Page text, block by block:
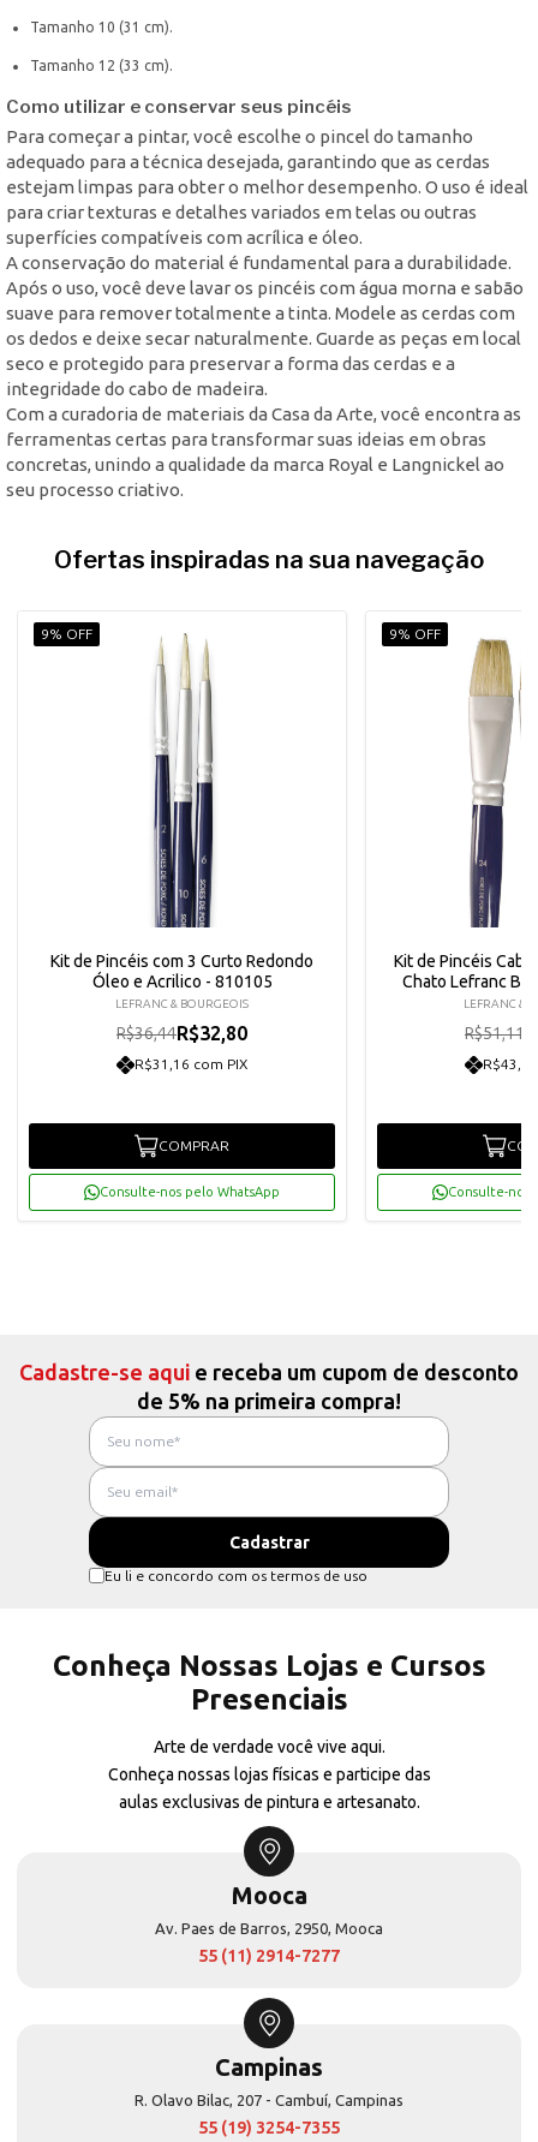
Tamanho 10 (31 cm).
Tamanho 12 (33 cm).
Como utilizar e conservar seus pincéis
Para começar a pintar, você escolhe o pincel do tamanho
adequado para a técnica desejada, garantindo que as cerdas
estejam limpas para obter o melhor desempenho. O uso é ideal
para criar texturas e detalhes variados em telas ou outras
superfícies compatíveis com acrílica e óleo.
A conservação do material é fundamental para a durabilidade.
Após o uso, você deve lavar os pincéis com água morna e sabão
suave para remover totalmente a tinta. Modele as cerdas com
os dedos e deixe secar naturalmente. Guarde as peças em local
seco e protegido para preservar a forma das cerdas e a
integridade do cabo de madeira.
Com a curadoria de materiais da Casa da Arte, você encontra as
ferramentas certas para transformar suas ideias em obras
concretas, unindo a qualidade da marca Royal e Langnickel ao
seu processo criativo.
Ofertas inspiradas na sua navegação
9% OFF
Kit de Pincéis com 3 Curto Redondo
Óleo e Acrilico - 810105
LEFRANC & BOURGEOIS
R$36,44R$32,80
R$31,16 com PIX
COMPRAR
Consulte-nos pelo WhatsApp
9% OFF
Kit de Pincéis
Chato Lefranc
LEFRANC &
R$51,11
Consulte-nos
Cadastre-se aqui e receba um cupom de desconto
de 5% na primeira compra!
Eu li e concordo com os termos de uso
Conheça Nossas Lojas e Cursos
Presenciais
Arte de verdade você vive aqui.
Conheça nossas lojas físicas e participe das
aulas exclusivas de pintura e artesanato.
Mooca
Av. Paes de Barros, 2950, Mooca
55 (11) 2914-7277
Campinas
R. Olavo Bilac, 207 - Cambuí, Campinas
55 (19) 3254-7355